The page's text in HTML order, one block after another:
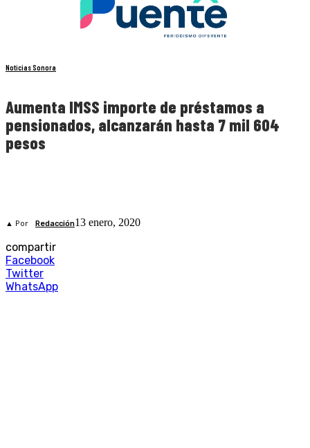
Noticias Sonora
Aumenta IMSS importe de préstamos a
pensionados, alcanzarán hasta 7 mil 604
pesos
▲ Por Redacción13 enero, 2020
compartir
Facebook
Twitter
WhatsApp